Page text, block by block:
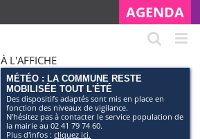
AGENDA
À L'AFFICHE
MÉTÉO : LA COMMUNE RESTE
MOBILISÉE TOUT L'ÉTÉ
Des dispositifs adaptés sont mis en place en
fonction des niveaux de vigilance.
N’hésitez pas à contacter le service population de
la mairie au 02 41 79 74 60.
Plus d'infos :cliquez ici.